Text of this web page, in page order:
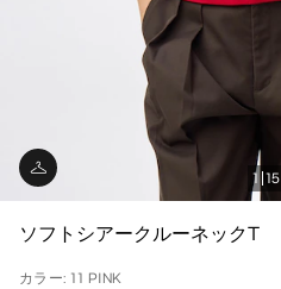
1 15
ソフトシアークルーネックT
カラー: 11 PINK